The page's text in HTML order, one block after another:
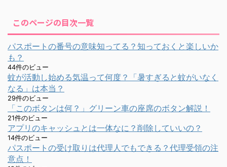
このページの目次一覧
パスポートの番号の意味知ってる？知っておくと楽しいか
も？
44件のビュー
蚊が活動し始める気温って何度？「暑すぎると蚊がいなく
なる」は本当？
29件のビュー
「このボタンは何？」グリーン車の座席のボタン解説！
21件のビュー
アプリのキャッシュとは一体なに？削除していいの？
14件のビュー
パスポートの受け取りは代理人でもできる？代理受領の注
意点！